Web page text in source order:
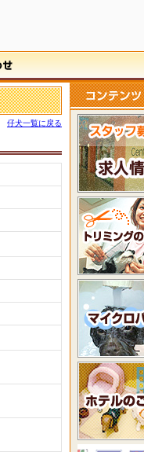
仔犬一覧に戻る